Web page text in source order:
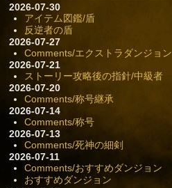
2026-07-30
アイテム図鑑/盾
反逆者の盾
2026-07-27
Comments/エクストラダンジョン
2026-07-21
ストーリー攻略後の指針/中級者
2026-07-20
Comments/称号継承
2026-07-14
Comments/称号
2026-07-13
Comments/死神の細剣
2026-07-11
Comments/おすすめダンジョン
おすすめダンジョン